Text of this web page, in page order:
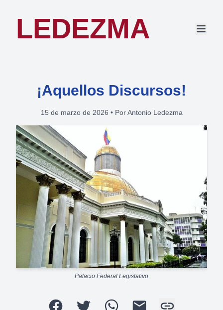
LEDEZMA
¡Aquellos Discursos!
15 de marzo de 2026 • Por Antonio Ledezma
Palacio Federal Legislativo